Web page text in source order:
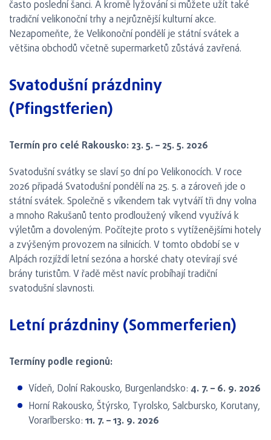
často poslední šanci. A kromě lyžování si můžete užít také
tradiční velikonoční trhy a nejrůznější kulturní akce.
Nezapomeňte, že Velikonoční pondělí je státní svátek a
většina obchodů včetně supermarketů zůstává zavřená.
Svatodušní prázdniny
(Pfingstferien)
Termín pro celé Rakousko: 23. 5. – 25. 5. 2026
Svatodušní svátky se slaví 50 dní po Velikonocích. V roce
2026 připadá Svatodušní pondělí na 25. 5. a zároveň jde o
státní svátek. Společně s víkendem tak vytváří tři dny volna
a mnoho Rakušanů tento prodloužený víkend využívá k
výletům a dovoleným. Počítejte proto s vytíženějšími hotely
a zvýšeným provozem na silnicích. V tomto období se v
Alpách rozjíždí letní sezóna a horské chaty otevírají své
brány turistům. V řadě měst navíc probíhají tradiční
svatodušní slavnosti.
Letní prázdniny (Sommerferien)
Termíny podle regionů:
Vídeň, Dolní Rakousko, Burgenlandsko: 4. 7. – 6. 9. 2026
Horní Rakousko, Štýrsko, Tyrolsko, Salcbursko, Korutany,
Vorarlbersko: 11. 7. – 13. 9. 2026